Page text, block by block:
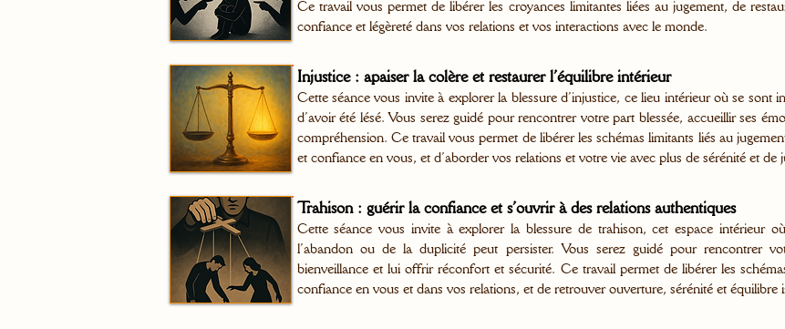
Ce travail vous permet de libérer les croyances limitantes liées au jugement, de
confiance et légèreté dans vos relations et vos interactions avec le monde.
Injustice : apaiser la colère et restaurer l’équilibre intérieur
Cette séance vous invite à explorer la blessure d’injustice, ce lieu intérieur où se sont
d’avoir été lésé. Vous serez guidé pour rencontrer votre part blessée, accueillir ses
compréhension. Ce travail vous permet de libérer les schémas limitants liés au
et confiance en vous, et d’aborder vos relations et votre vie avec plus de sérénité et de
Trahison : guérir la confiance et s’ouvrir à des relations authentiques
Cette séance vous invite à explorer la blessure de trahison, cet espace intérieur
l’abandon ou de la duplicité peut persister. Vous serez guidé pour rencontrer
bienveillance et lui offrir réconfort et sécurité. Ce travail permet de libérer les
confiance en vous et dans vos relations, et de retrouver ouverture, sérénité et équilibre